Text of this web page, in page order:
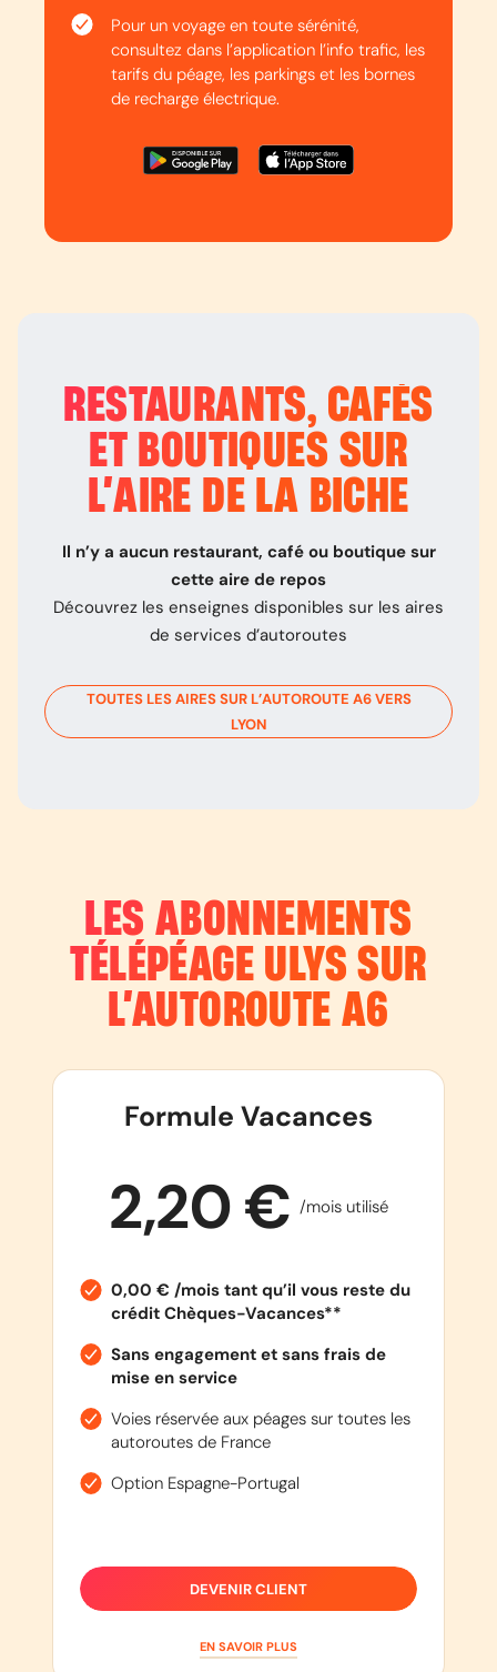
Pour un voyage en toute sérénité,
consultez dans l’application l’info trafic, les
tarifs du péage, les parkings et les bornes
de recharge électrique.
RESTAURANTS, CAFÉS
ET BOUTIQUES SUR
L’AIRE DE LA BICHE
Il n’y a aucun restaurant, café ou boutique sur
cette aire de repos
Découvrez les enseignes disponibles sur les aires
de services d’autoroutes
TOUTES LES AIRES SUR L’AUTOROUTE A6VERS
LYON
LES ABONNEMENTS
TÉLÉPÉAGE ULYS SUR
L’AUTOROUTEA6
Formule Vacances
2,20 € /mois utilisé
0,00 € /mois tant qu’il vous reste du
crédit Chèques-Vacances**
Sans engagement et sans frais de
mise en service
Voies réservée aux péages sur toutes les
autoroutes de France
Option Espagne-Portugal
DEVENIR CLIENT
EN SAVOIR PLUS